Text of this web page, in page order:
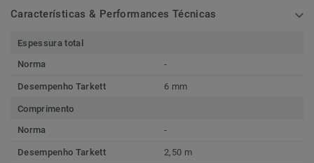
Características & Performances Técnicas
Espessura total
Norma
-
Desempenho Tarkett 6 mm
Comprimento
Norma
-
Desempenho Tarkett 2,50 m